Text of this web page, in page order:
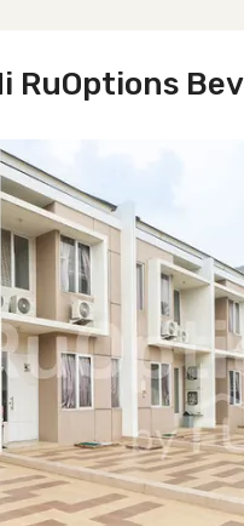
RuOptions